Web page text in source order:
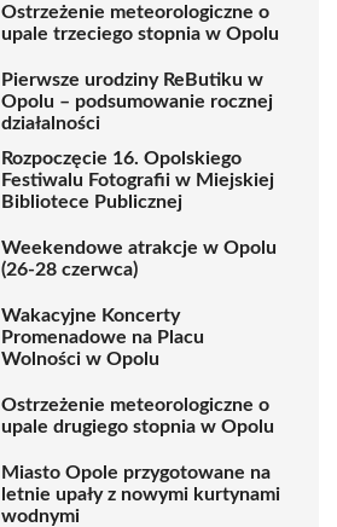
Ostrzeżenie meteorologiczne o
upale trzeciego stopnia w Opolu
Pierwsze urodziny ReButiku w
Opolu – podsumowanie rocznej
działalności
Rozpoczęcie 16. Opolskiego
Festiwalu Fotografii w Miejskiej
Bibliotece Publicznej
Weekendowe atrakcje w Opolu
(26-28 czerwca)
Wakacyjne Koncerty
Promenadowe na Placu
Wolności w Opolu
Ostrzeżenie meteorologiczne o
upale drugiego stopnia w Opolu
Miasto Opole przygotowane na
letnie upały z nowymi kurtynami
wodnymi